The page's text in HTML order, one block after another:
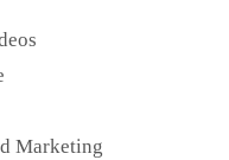
Marketing